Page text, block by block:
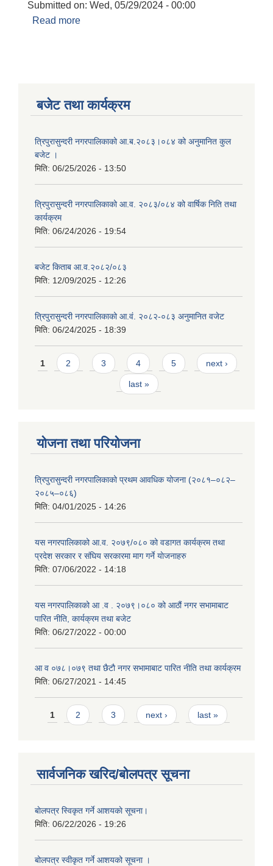
Submitted on: Wed, 05/29/2024 - 00:00
Read more
बजेट तथा कार्यक्रम
त्रिपुरासुन्दरी नगरपालिकाको आ.ब.२०८३।०८४ को अनुमानित कुल
बजेट ।
मिति: 06/25/2026 - 13:50
त्रिपुरासुन्दरी नगरपालिकाको आ.व. २०८३/०८४ को वार्षिक निति तथा
कार्यक्रम
मिति: 06/24/2026 - 19:54
बजेट किताब आ.व.२०८२/०८३
मिति: 12/09/2025 - 12:26
त्रिपुरासुन्दरी नगरपालिकाको आ.वं. २०८२-०८३ अनुमानित वजेट
मिति: 06/24/2025 - 18:39
Pages
1 2 3 4 5 next ›
last »
योजना तथा परियोजना
त्रिपुरासुन्दरी नगरपालिकाको प्रथम आवधिक योजना (२०८१–०८२–
२०८५–०८६)
मिति: 04/01/2025 - 14:26
यस नगरपालिकाको आ.व. २०७९/०८० को वडागत कार्यक्रम तथा
प्रदेश सरकार र संघिय सरकारमा माग गर्ने याेजनाहरु
मिति: 07/06/2022 - 14:18
यस नगरपालिकाको आ‍ .व . २०७९।०८० को आठौं नगर सभामाबाट
पारित नीति, कार्यक्रम तथा बजेट
मिति: 06/27/2022 - 00:00
आ‍ व ०७८।०७९ तथा छैटाै नगर सभामाबाट पारित नीति तथा कार्यक्रम
मिति: 06/27/2021 - 14:45
Pages
1 2 3 next › last »
सार्वजनिक खरिद/बोलपत्र सूचना
बाेलपत्र स्विकृत गर्ने आशयकाे सूचना।
मिति: 06/22/2026 - 19:26
बोलपत्र स्वीकृत गर्ने आशयको सूचना ।